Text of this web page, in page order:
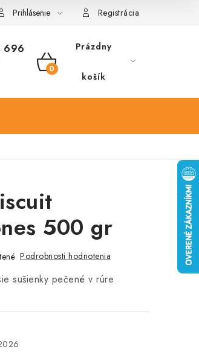
Prihlásenie Registrácia
696
NÁKUPNÝ
Prázdny
košík
500 gr
Podrobnosti hodnotenia
sušienky pečené v rúre